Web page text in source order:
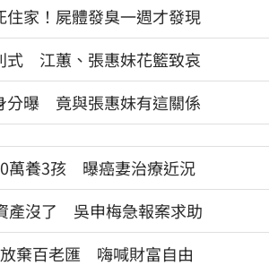
住家！屍體發臭一週才發現
式 江蕙、張惠妹花籃致哀
分曝 竟與張惠妹有這關係
萬養3孩 曝癌妻治療近況
產沒了 吳申梅急報案求助
棄百老匯 嗨喊財富自由